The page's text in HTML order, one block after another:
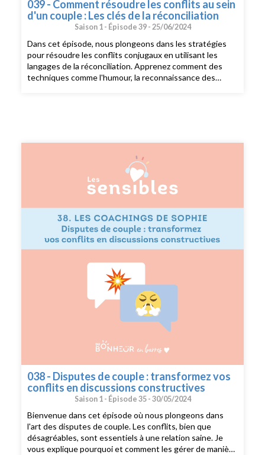
039 - Comment résoudre les conflits au sein
d'un couple : Les clés de la réconciliation
Saison 1 - Épisode 39 - 25/06/2024
Dans cet épisode, nous plongeons dans les stratégies
pour résoudre les conflits conjugaux en utilisant les
langages de la réconciliation. Apprenez comment des
techniques comme l'humour, la reconnaissance des
compréhension et la paix au sein de votre couple. ---
Suivez moi sur instagram : @dubonheurenbarres
Recevez du bonheur en barres dans votre boîte mail:
https://www.dubonheurenbarres.com
038 - Disputes de couple : transformez vos
conflits en discussions constructives
Saison 1 - Épisode 35 - 30/05/2024
Bienvenue dans cet épisode où nous plongeons dans
l'art des disputes de couple. Les conflits, bien que
désagréables, sont essentiels à une relation saine. Je
vous explique pourquoi et comment les gérer de manière